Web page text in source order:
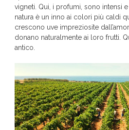
vigneti. Qui, i profumi, sono intensi
natura è un inno ai colori più caldi
crescono uve impreziosite
donano naturalmente ai loro frutti.
antico.